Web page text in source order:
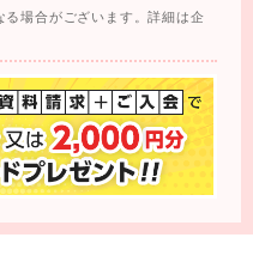
場合がございます。詳細は企